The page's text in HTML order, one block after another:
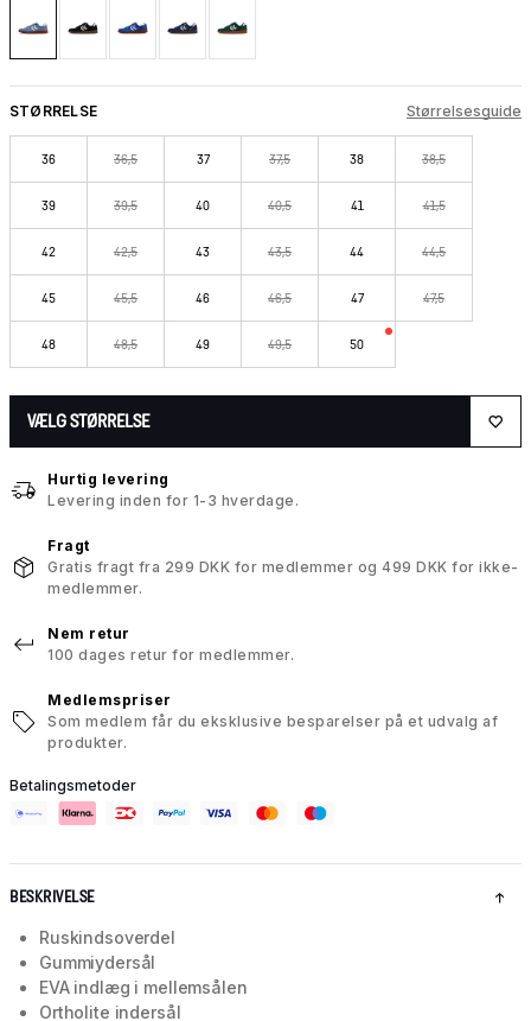
STØRRELSE Størrelsesguide
36 36,5 37 37,5 38 38,5
39 39,5 40 40,5 41 41,5
42 42,5 43 43,5 44 44,5
45 45,5 46 46,5 47 47,5
48 48,5 49 49,5 50
VÆLG STØRRELSE
Hurtig levering
Levering inden for 1-3 hverdage.
Fragt
Gratis fragt fra 299 DKK for medlemmer og 499 DKK for ikke-
medlemmer.
Nem retur
100 dages retur for medlemmer.
Medlemspriser
Som medlem får du eksklusive besparelser på et udvalg af
produkter.
Betalingsmetoder
BESKRIVELSE
Ruskindsoverdel
Gummiydersål
EVA indlæg i mellemsålen
Ortholite indersål